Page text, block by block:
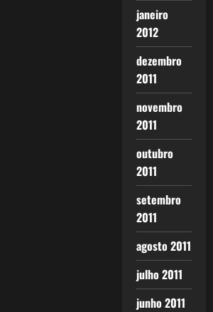
janeiro
2012
dezembro
2011
novembro
2011
outubro
2011
setembro
2011
agosto 2011
julho 2011
junho 2011